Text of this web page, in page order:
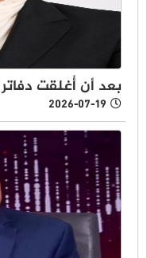
بعد أن أُغلقت
2026-07-19